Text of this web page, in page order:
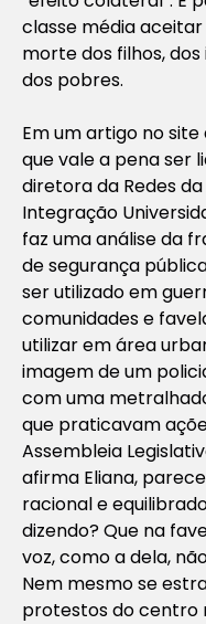
classe média
morte dos filhos,
dos pobres.
Em um artigo no
que vale a pena ser
diretora da Redes
Integração
faz uma análise da
de segurança
ser utilizado em
comunidades e
utilizar em área
imagem de um
com uma
que praticavam
Assembleia
afirma Eliana,
racional e
dizendo? Que na
voz, como a dela,
Nem mesmo se
protestos do centro